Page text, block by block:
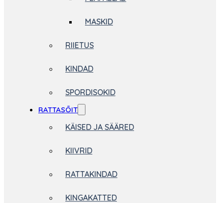
MASKID
RIIETUS
KINDAD
SPORDISOKID
RATTASÕIT
KÄISED JA SÄÄRED
KIIVRID
RATTAKINDAD
KINGAKATTED